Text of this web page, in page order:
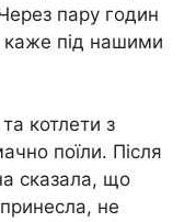
пару годин
каже під нашими
котлети з
поїли. Після
сказала, що
не